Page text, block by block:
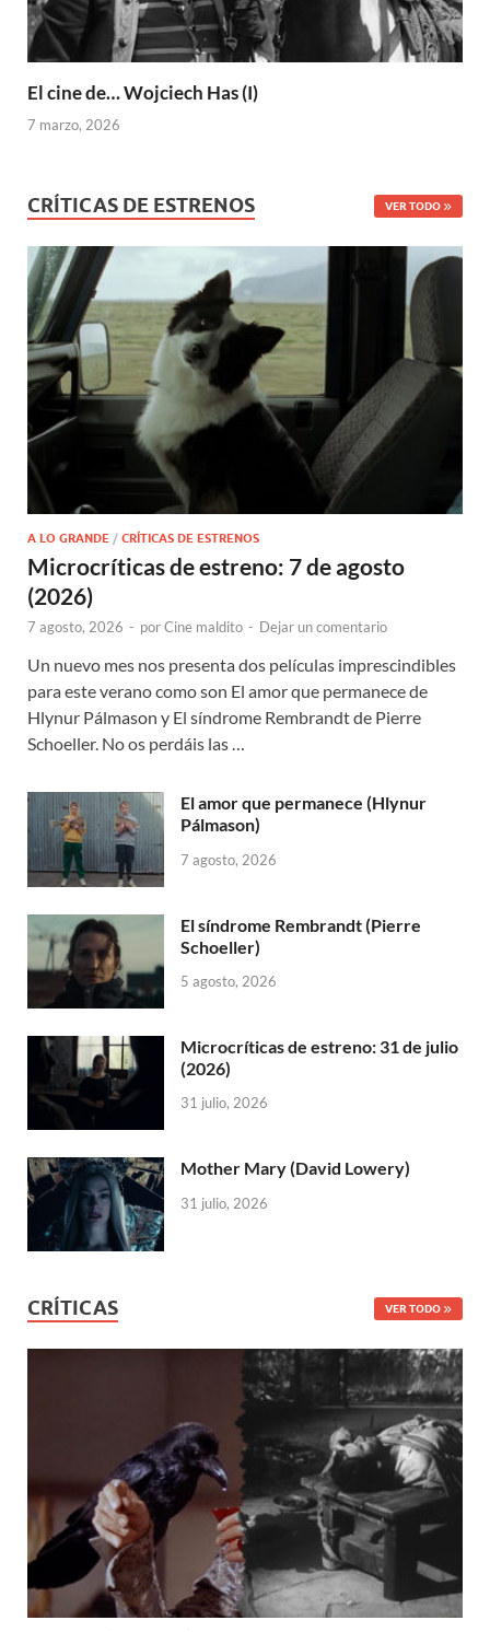
El cine de… Wojciech Has (I)
7 marzo, 2026
CRÍTICAS DE ESTRENOS VER TODO
A LO GRANDE / CRÍTICAS DE ESTRENOS
Microcríticas de estreno: 7 de agosto
(2026)
7 agosto, 2026 - porCine maldito - Dejar un comentario
Un nuevo mes nos presenta dos películas imprescindibles
para este verano como son El amor que permanece de
Hlynur Pálmason y El síndrome Rembrandt de Pierre
Schoeller. No os perdáis las …
El amor que permanece (Hlynur
Pálmason)
7 agosto, 2026
El síndrome Rembrandt (Pierre
Schoeller)
5 agosto, 2026
Microcríticas de estreno: 31 de julio
(2026)
31 julio, 2026
Mother Mary (David Lowery)
31 julio, 2026
CRÍTICAS VER TODO